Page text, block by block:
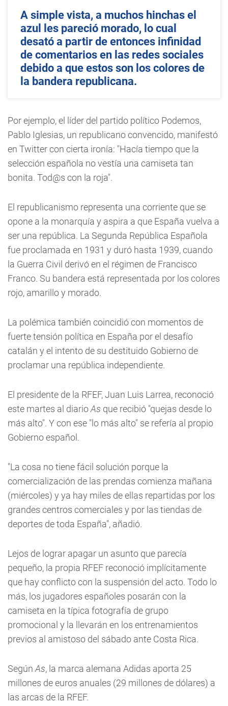
A simple vista, a muchos hinchas el
azul les pareció morado, lo cual
desató a partir de entonces infinidad
de comentarios en las redes sociales
debido a que estos son los colores de
la bandera republicana.
Por ejemplo, el líder del partido político Podemos,
Pablo Iglesias, un republicano convencido, manifestó
en Twitter con cierta ironía: "Hacía tiempo que la
selección española no vestía una camiseta tan
bonita. Tod@s con la roja".
El republicanismo representa una corriente que se
opone a la monarquía y aspira a que España vuelva a
ser una república. La Segunda República Española
fue proclamada en 1931 y duró hasta 1939, cuando
la Guerra Civil derivó en el régimen de Francisco
Franco. Su bandera está representada por los colores
rojo, amarillo y morado.
La polémica también coincidió con momentos de
fuerte tensión política en España por el desafío
catalán y el intento de su destituido Gobierno de
proclamar una república independiente.
El presidente de la RFEF, Juan Luis Larrea, reconoció
este martes al diarioAs que recibió "quejas desde lo
más alto". Y con ese "lo más alto" se refería al propio
Gobierno español.
"La cosa no tiene fácil solución porque la
comercialización de las prendas comienza mañana
(miércoles) y ya hay miles de ellas repartidas por los
grandes centros comerciales y por las tiendas de
deportes de toda España", añadió.
Lejos de lograr apagar un asunto que parecía
pequeño, la propia RFEF reconoció implícitamente
que hay conflicto con la suspensión del acto. Todo lo
más, los jugadores españoles posarán con la
camiseta en la típica fotografía de grupo
promocional y la llevarán en los entrenamientos
previos al amistoso del sábado ante Costa Rica.
Según As, la marca alemana Adidas aporta 25
millones de euros anuales (29 millones de dólares) a
las arcas de la RFEF.